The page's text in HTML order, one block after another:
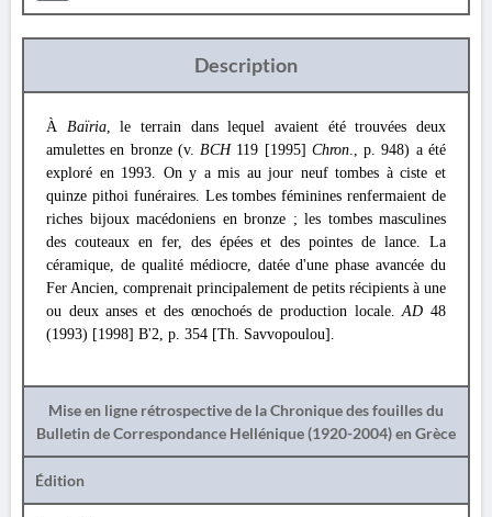
Description
À Baïria, le terrain dans lequel avaient été trouvées deux
amulettes en bronze (v.BCH119 [1995] Chron., p. 948) a été
exploré en 1993. On y a mis au jour neuf tombes à ciste et
quinze pithoi funéraires. Les tombes féminines renfermaient de
riches bijoux macédoniens en bronze ; les tombes masculines
des couteaux en fer, des épées et des pointes de lance. La
céramique, de qualité médiocre, datée d'une phase avancée du
Fer Ancien, comprenait principalement de petits récipients à une
ou deux anses et des œnochoés de production locale.AD 48
(1993) [1998] B'2, p. 354 [Th. Savvopoulou].
Mise en ligne rétrospective de la Chronique des fouilles du
Bulletin de Correspondance Hellénique (1920-2004) en Grèce
Édition